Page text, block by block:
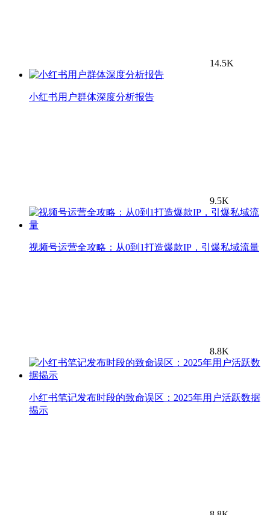
14.5K
小红书用户群体深度分析报告
9.5K
视频号运营全攻略：从0到1打造爆款IP，引爆私域流量
8.8K
小红书笔记发布时段的致命误区：2025年用户活跃数据
揭示